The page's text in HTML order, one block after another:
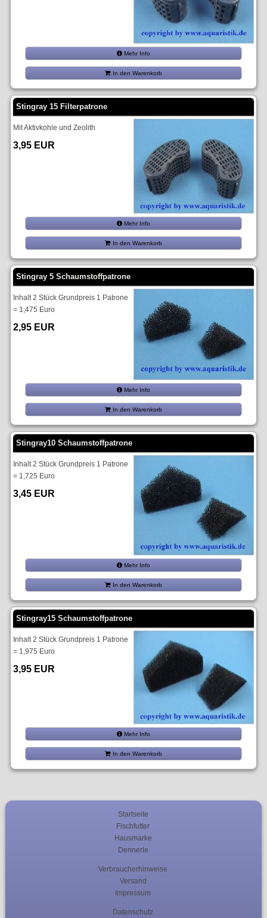
Mehr Info
In den Warenkorb
Stingray 15 Filterpatrone
Mit Aktivkohle und Zeolith
3,95 EUR
Mehr Info
In den Warenkorb
Stingray 5 Schaumstoffpatrone
Inhalt 2 Stück Grundpreis 1 Patrone
= 1,475 Euro
2,95 EUR
Mehr Info
In den Warenkorb
Stingray10 Schaumstoffpatrone
Inhalt 2 Stück Grundpreis 1 Patrone
= 1,725 Euro
3,45 EUR
Mehr Info
In den Warenkorb
Stingray15 Schaumstoffpatrone
Inhalt 2 Stück Grundpreis 1 Patrone
= 1,975 Euro
3,95 EUR
Mehr Info
In den Warenkorb
Startseite
Fischfutter
Hausmarke
Dennerle
Verbraucherhinweise
Versand
Impressum
Datenschutz